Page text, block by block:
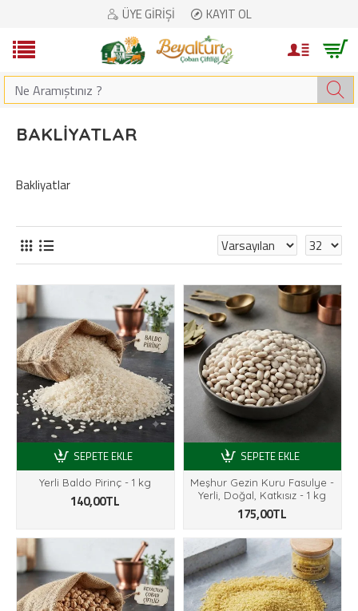
ÜYE GIRIŞI KAYIT OL
BAKLIYATLAR
Bakliyatlar
Yerli Baldo Pirinç - 1 kg
140,00TL
SEPETE EKLE
Meşhur Gezin Kuru Fasulye -
Yerli, Doğal, Katkısız - 1 kg
175,00TL
SEPETE EKLE